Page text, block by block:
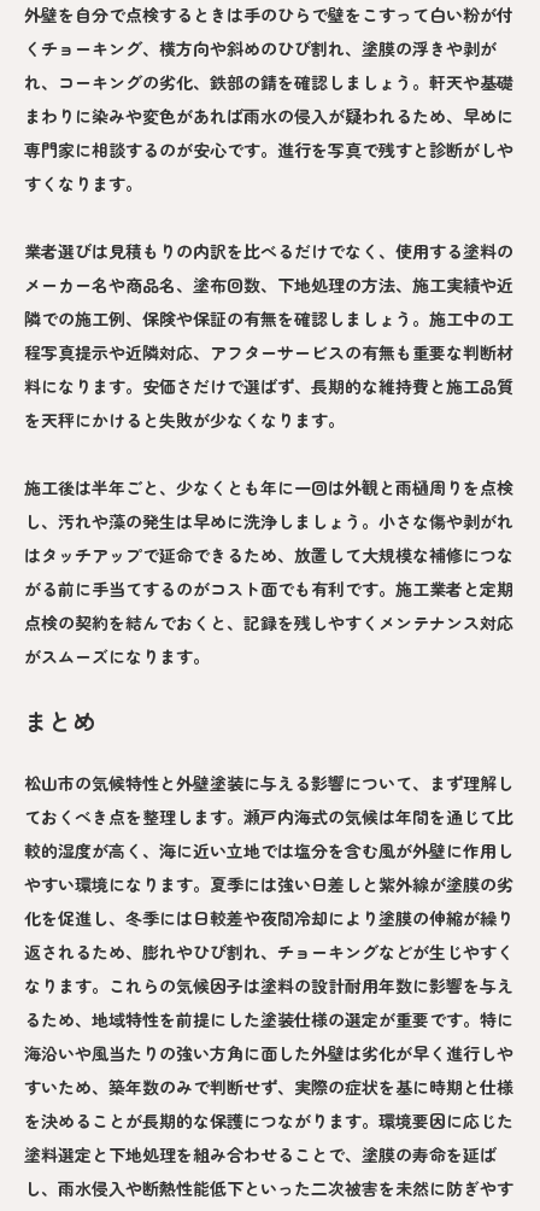
外壁を自分で点検するときは手のひらで壁をこすって白い粉が付
くチョーキング、横方向や斜めのひび割れ、塗膜の浮きや剥が
れ、コーキングの劣化、鉄部の錆を確認しましょう。軒天や基礎
まわりに染みや変色があれば雨水の侵入が疑われるため、早めに
専門家に相談するのが安心です。進行を写真で残すと診断がしや
すくなります。
業者選びは見積もりの内訳を比べるだけでなく、使用する塗料の
メーカー名や商品名、塗布回数、下地処理の方法、施工実績や近
隣での施工例、保険や保証の有無を確認しましょう。施工中の工
程写真提示や近隣対応、アフターサービスの有無も重要な判断材
料になります。安価さだけで選ばず、長期的な維持費と施工品質
を天秤にかけると失敗が少なくなります。
施工後は半年ごと、少なくとも年に一回は外観と雨樋周りを点検
し、汚れや藻の発生は早めに洗浄しましょう。小さな傷や剥がれ
はタッチアップで延命できるため、放置して大規模な補修につな
がる前に手当てするのがコスト面でも有利です。施工業者と定期
点検の契約を結んでおくと、記録を残しやすくメンテナンス対応
がスムーズになります。
まとめ
松山市の気候特性と外壁塗装に与える影響について、まず理解し
ておくべき点を整理します。瀬戸内海式の気候は年間を通じて比
較的湿度が高く、海に近い立地では塩分を含む風が外壁に作用し
やすい環境になります。夏季には強い日差しと紫外線が塗膜の劣
化を促進し、冬季には日較差や夜間冷却により塗膜の伸縮が繰り
返されるため、膨れやひび割れ、チョーキングなどが生じやすく
なります。これらの気候因子は塗料の設計耐用年数に影響を与え
るため、地域特性を前提にした塗装仕様の選定が重要です。特に
海沿いや風当たりの強い方角に面した外壁は劣化が早く進行しや
すいため、築年数のみで判断せず、実際の症状を基に時期と仕様
を決めることが長期的な保護につながります。環境要因に応じた
塗料選定と下地処理を組み合わせることで、塗膜の寿命を延ば
し、雨水侵入や断熱性能低下といった二次被害を未然に防ぎやす